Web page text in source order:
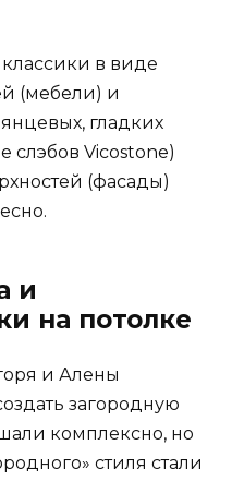
в виде
(мебели) и
гладких
слэбов Vicostone)
(фасады)
и
на потолке
и Алены
загородную
комплексно, но
стиля стали